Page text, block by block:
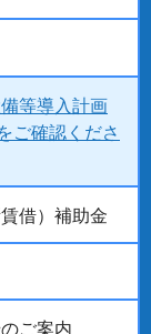
等導入計画
ご確認くださ
借）補助金
ご案内